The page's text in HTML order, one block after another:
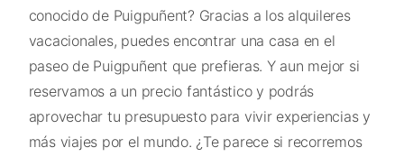
conocido de Puigpuñent? Gracias a los alquileres
vacacionales, puedes encontrar una casa en el
paseo de Puigpuñent que prefieras. Y aun mejor si
reservamos a un precio fantástico y podrás
aprovechar tu presupuesto para vivir experiencias y
más viajes por el mundo. ¿Te parece si recorremos